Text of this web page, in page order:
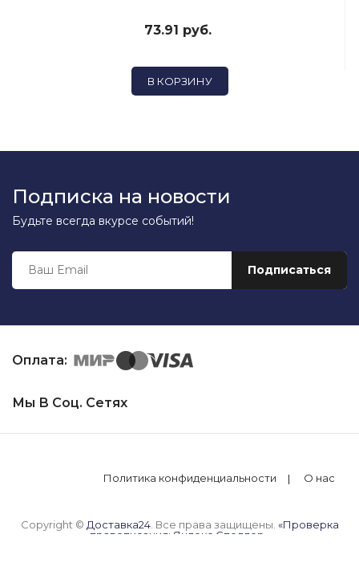
73.91 руб.
В КОРЗИНУ
Подписка на новости
Будьте всегда вкурсе событий!
Оплата:
Мы В Соц. Сетях
Политика конфиденциальности О нас
Copyright © Доставка24. Все права защищены. «Проверка
правописания: Яндекс.Спеллер»